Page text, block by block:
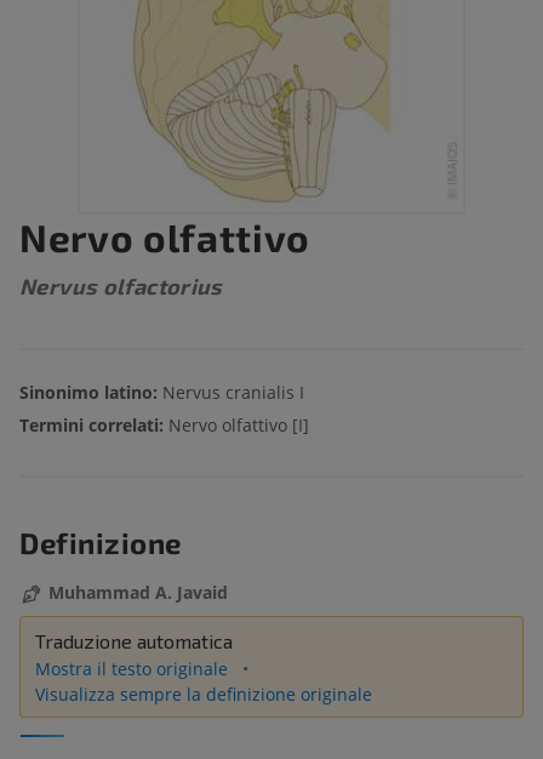
Nervo olfattivo
Nervus olfactorius
Sinonimo latino: Nervus cranialis I
Termini correlati: Nervo olfattivo [I]
Definizione
Muhammad A. Javaid
Traduzione automatica
Mostra il testo originale
Visualizza sempre la definizione originale